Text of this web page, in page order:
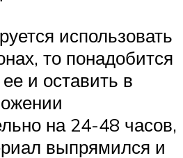
использовать
то понадобится
и оставить в
на 24-48 часов,
выпрямился и